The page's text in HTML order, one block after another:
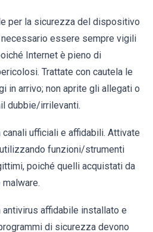
per la sicurezza del dispositivo
essere sempre vigili
Internet è pieno di
Trattate con cautela le
in arrivo; non aprite gli allegati o
dubbie/irrilevanti.
canali ufficiali e affidabili. Attivate
funzioni/strumenti
poiché quelli acquistati da
antivirus affidabile installato e
di sicurezza devono